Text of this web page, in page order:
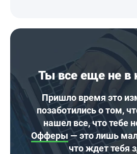
Ты все еще не в
Пришло время это
позаботились о том,
нашел все, что тебе
Офферы — это лишь
что ждет тебя